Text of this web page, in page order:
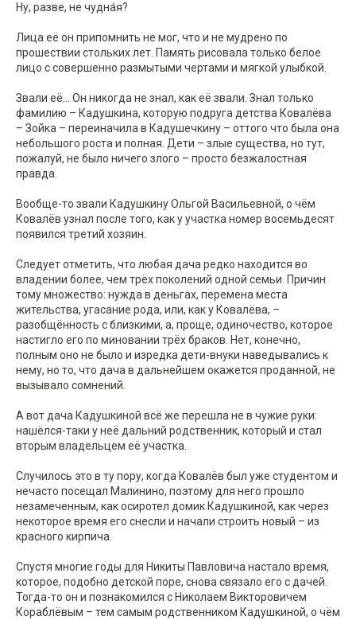
Ну, разве, не чудна́я?
Лица её он припомнить не мог, что и не мудрено по
прошествии стольких лет. Память рисовала только белое
лицо с совершенно размытыми чертами и мягкой улыбкой.
Звали её... Он никогда не знал, как её звали. Знал только
фамилию – Кадушкина, которую подруга детства Ковалёва
– Зойка – переиначила в Кадушечкину – оттого что была она
небольшого роста и полная. Дети – злые существа, но тут,
пожалуй, не было ничего злого – просто безжалостная
правда.
Вообще-то звали Кадушкину Ольгой Васильевной, о чём
Ковалёв узнал после того, как у участка номер восемьдесят
появился третий хозяин.
Следует отметить, что любая дача редко находится во
владении более, чем трёх поколений одной семьи. Причин
тому множество: нужда в деньгах, перемена места
жительства, угасание рода, или, как у Ковалёва, –
разобщённость с близкими, а, проще, одиночество, которое
настигло его по миновании трёх браков. Нет, конечно,
полным оно не было и изредка дети-внуки наведывались к
нему, но то, что дача в дальнейшем окажется проданной, не
вызывало сомнений.
А вот дача Кадушкиной всё же перешла не в чужие руки:
нашёлся-таки у неё дальний родственник, который и стал
вторым владельцем её участка.
Случилось это в ту пору, когда Ковалёв был уже студентом и
нечасто посещал Малинино, поэтому для него прошло
незамеченным, как осиротел домик Кадушкиной, как через
некоторое время его снесли и начали строить новый – из
красного кирпича.
Спустя многие годы для Никиты Павловича настало время,
которое, подобно детской поре, снова связало его с дачей.
Тогда-то он и познакомился с Николаем Викторовичем
Кораблёвым – тем самым родственником Кадушкиной, о чём